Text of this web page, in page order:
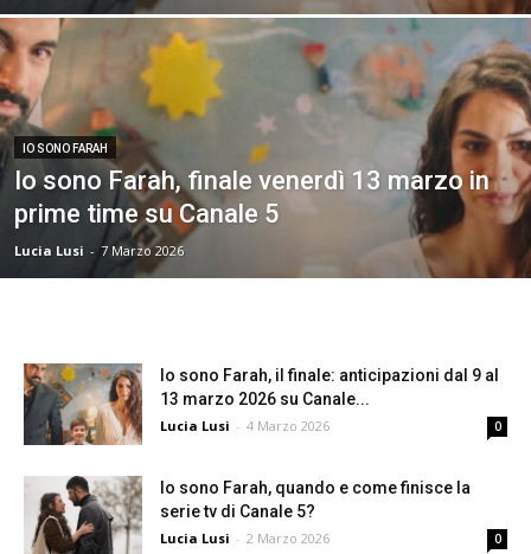
IO SONO FARAH
Io sono Farah, finale venerdì 13 marzo in
prime time su Canale 5
Lucia Lusi - 7 Marzo 2026
Io sono Farah, il finale: anticipazioni dal 9 al
13 marzo 2026 su Canale...
Lucia Lusi - 4 Marzo 2026 0
Io sono Farah, quando e come finisce la
serie tv di Canale 5?
Lucia Lusi - 2 Marzo 2026 0